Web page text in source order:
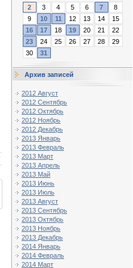
2
3 4 5 6 7
8
9
10 11 12 13 14
15
16
17 18 19 20 21
22
23
24 25 26 27 28
29
30
31
Архив записей
2012 Август
2012 Сентябрь
2012 Октябрь
2012 Ноябрь
2012 Декабрь
2013 Январь
2013 Февраль
2013 Март
2013 Апрель
2013 Май
2013 Июнь
2013 Июль
2013 Август
2013 Сентябрь
2013 Октябрь
2013 Ноябрь
2013 Декабрь
2014 Январь
2014 Февраль
2014 Март